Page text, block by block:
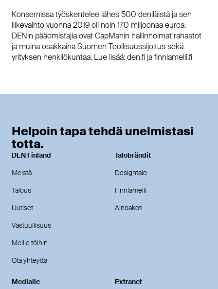
Konsernissa työskentelee lähes 500 deniläistä ja sen
liikevaihto vuonna 2019 oli noin 170 miljoonaa euroa.
DENin pääomistajia ovat CapManin hallinnoimat rahastot
ja muina osakkaina Suomen Teollisuussijoitus sekä
yrityksen henkilökuntaa. Lue lisää: den.fi ja finnlamelli.fi
Helpoin tapa tehdä unelmistasi
totta.
DEN Finland
Meistä
Talous
Uutiset
Vastuullisuus
Meille töihin
Ota yhteyttä
Talobrändit
Designtalo
Finnlamelli
Ainoakoti
Medialle
Extranet